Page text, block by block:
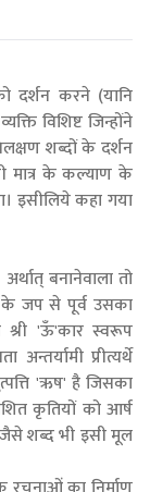
दर्शन करने (यानि
विशिष्ट जिन्होंने
शब्दों के दर्शन
मात्र के कल्याण के
इसीलिये कहा गया
बनानेवाला तो
के जप से पूर्व उसका
श्री 'ऊँ'कार स्वरूप
अन्तर्यामी प्रीत्यर्थे
'ऋष' है जिसका
कृतियों को आर्ष
शब्द भी इसी मूल